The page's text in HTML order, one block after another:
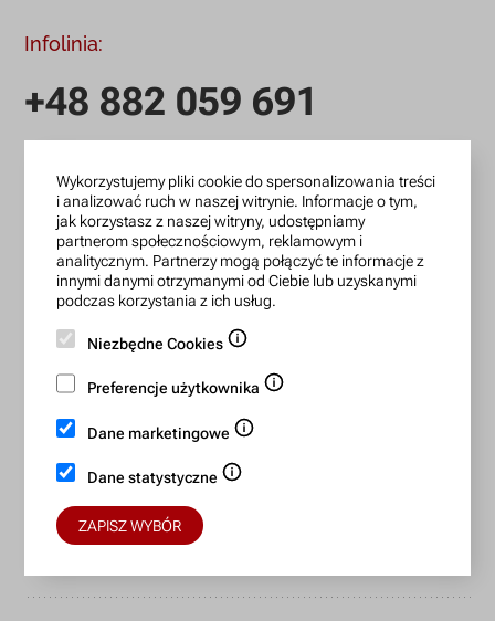
Infolinia:
+48 882 059 691
zamowienia@lanotti.com
Pisząc w sprawie swojego zamówienia podaj w tytule
wiadomości numer, który otrzymałeś w potwierdzeniu.
Konto bankowe:
15 1140 2004 0000 3702 7470 6466
Bezpieczne płatności:
Wykorzystujemy pliki cookie do spersonalizowania treści
i analizować ruch w naszej witrynie. Informacje o tym,
jak korzystasz z naszej witryny, udostępniamy
partnerom społecznościowym, reklamowym i
analitycznym. Partnerzy mogą połączyć te informacje z
innymi danymi otrzymanymi od Ciebie lub uzyskanymi
podczas korzystania z ich usług.
Niezbędne Cookies
Preferencje użytkownika
Dane marketingowe
Dane statystyczne
ZAPISZ WYBÓR